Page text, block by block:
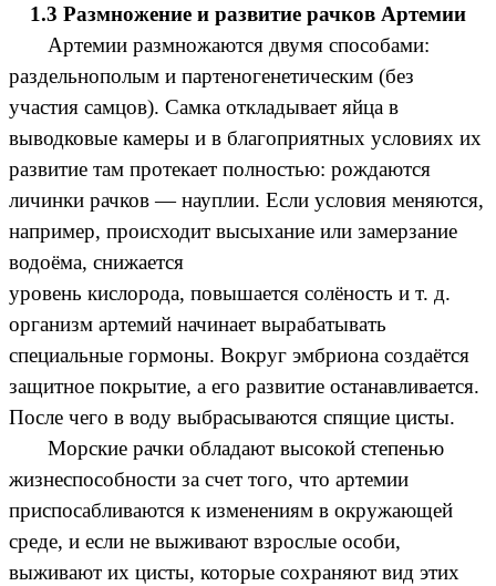
1.3 Размножение и развитие рачков Артемии
Артемии размножаются двумя способами:
раздельнополым и партеногенетическим (без
участия самцов). Самка откладывает яйца в
выводковые камеры и в благоприятных условиях их
развитие там протекает полностью: рождаются
личинки рачков — науплии. Если условия меняются,
например, происходит высыхание или замерзание
водоёма, снижается
уровень кислорода, повышается солёность и т. д.
организм артемий начинает вырабатывать
специальные гормоны. Вокруг эмбриона создаётся
защитное покрытие, а его развитие останавливается.
После чего в воду выбрасываются спящие цисты.
Морские рачки обладают высокой степенью
жизнеспособности за счет того, что артемии
приспосабливаются к изменениям в окружающей
среде, и если не выживают взрослые особи,
выживают их цисты, которые сохраняют вид этих